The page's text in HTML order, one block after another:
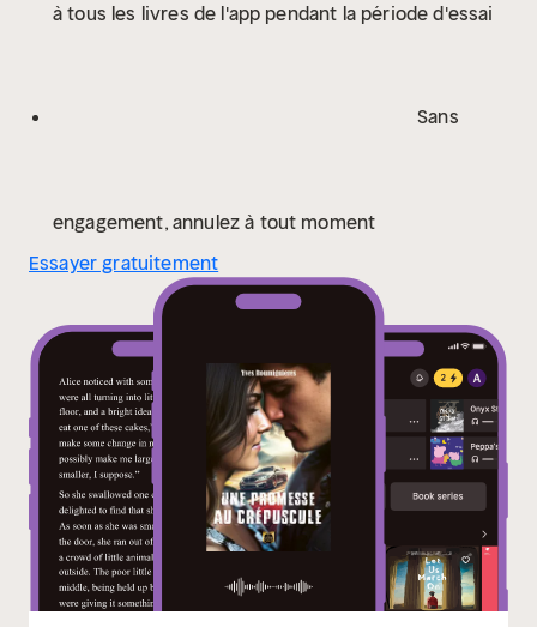
à tous les livres de l'app pendant la période d'essai
Sans
engagement, annulez à tout moment
Essayer gratuitement